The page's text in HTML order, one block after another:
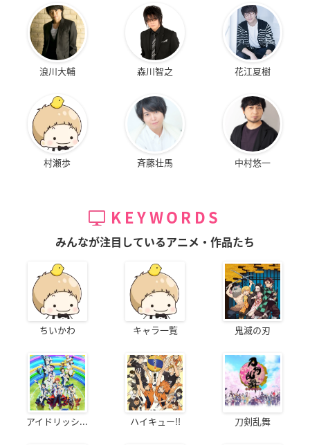
浪川大輔 森川智之 花江夏樹
村瀬歩 斉藤壮馬 中村悠一
KEYWORDS
みんなが注目しているアニメ・作品たち
ちいかわ キャラ一覧 鬼滅の刃
アイドリッシ... ハイキュー!! 刀剣乱舞